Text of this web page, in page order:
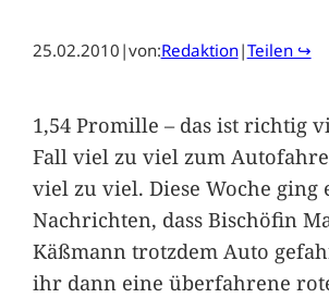
25.02.2010 |von:Redaktion|Teilen ↪
1,54 Promille – das ist richtig
Fall viel zu viel zum
viel zu viel. Diese Woche ging
Nachrichten, dass Bischöfin
Käßmann trotzdem Auto
ihr dann eine überfahrene